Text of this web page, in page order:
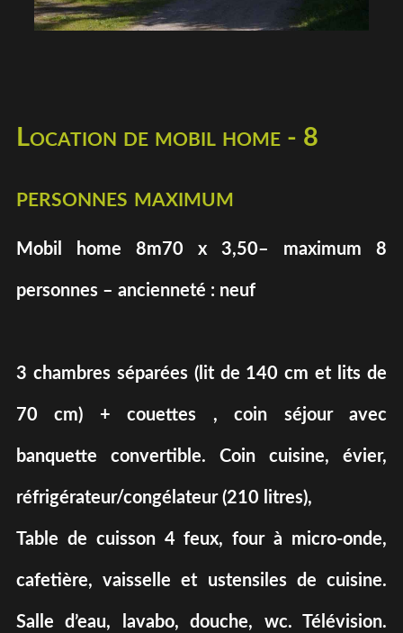
Location de mobil home - 8
personnes maximum
Mobil home 8m70 x 3,50– maximum 8
personnes – ancienneté : neuf
3 chambres séparées (lit de 140 cm et lits de
70 cm) + couettes , coin séjour avec
banquette convertible. Coin cuisine, évier,
réfrigérateur/congélateur (210 litres),
Table de cuisson 4 feux, four à micro-onde,
cafetière, vaisselle et ustensiles de cuisine.
Salle d’eau, lavabo, douche, wc. Télévision.